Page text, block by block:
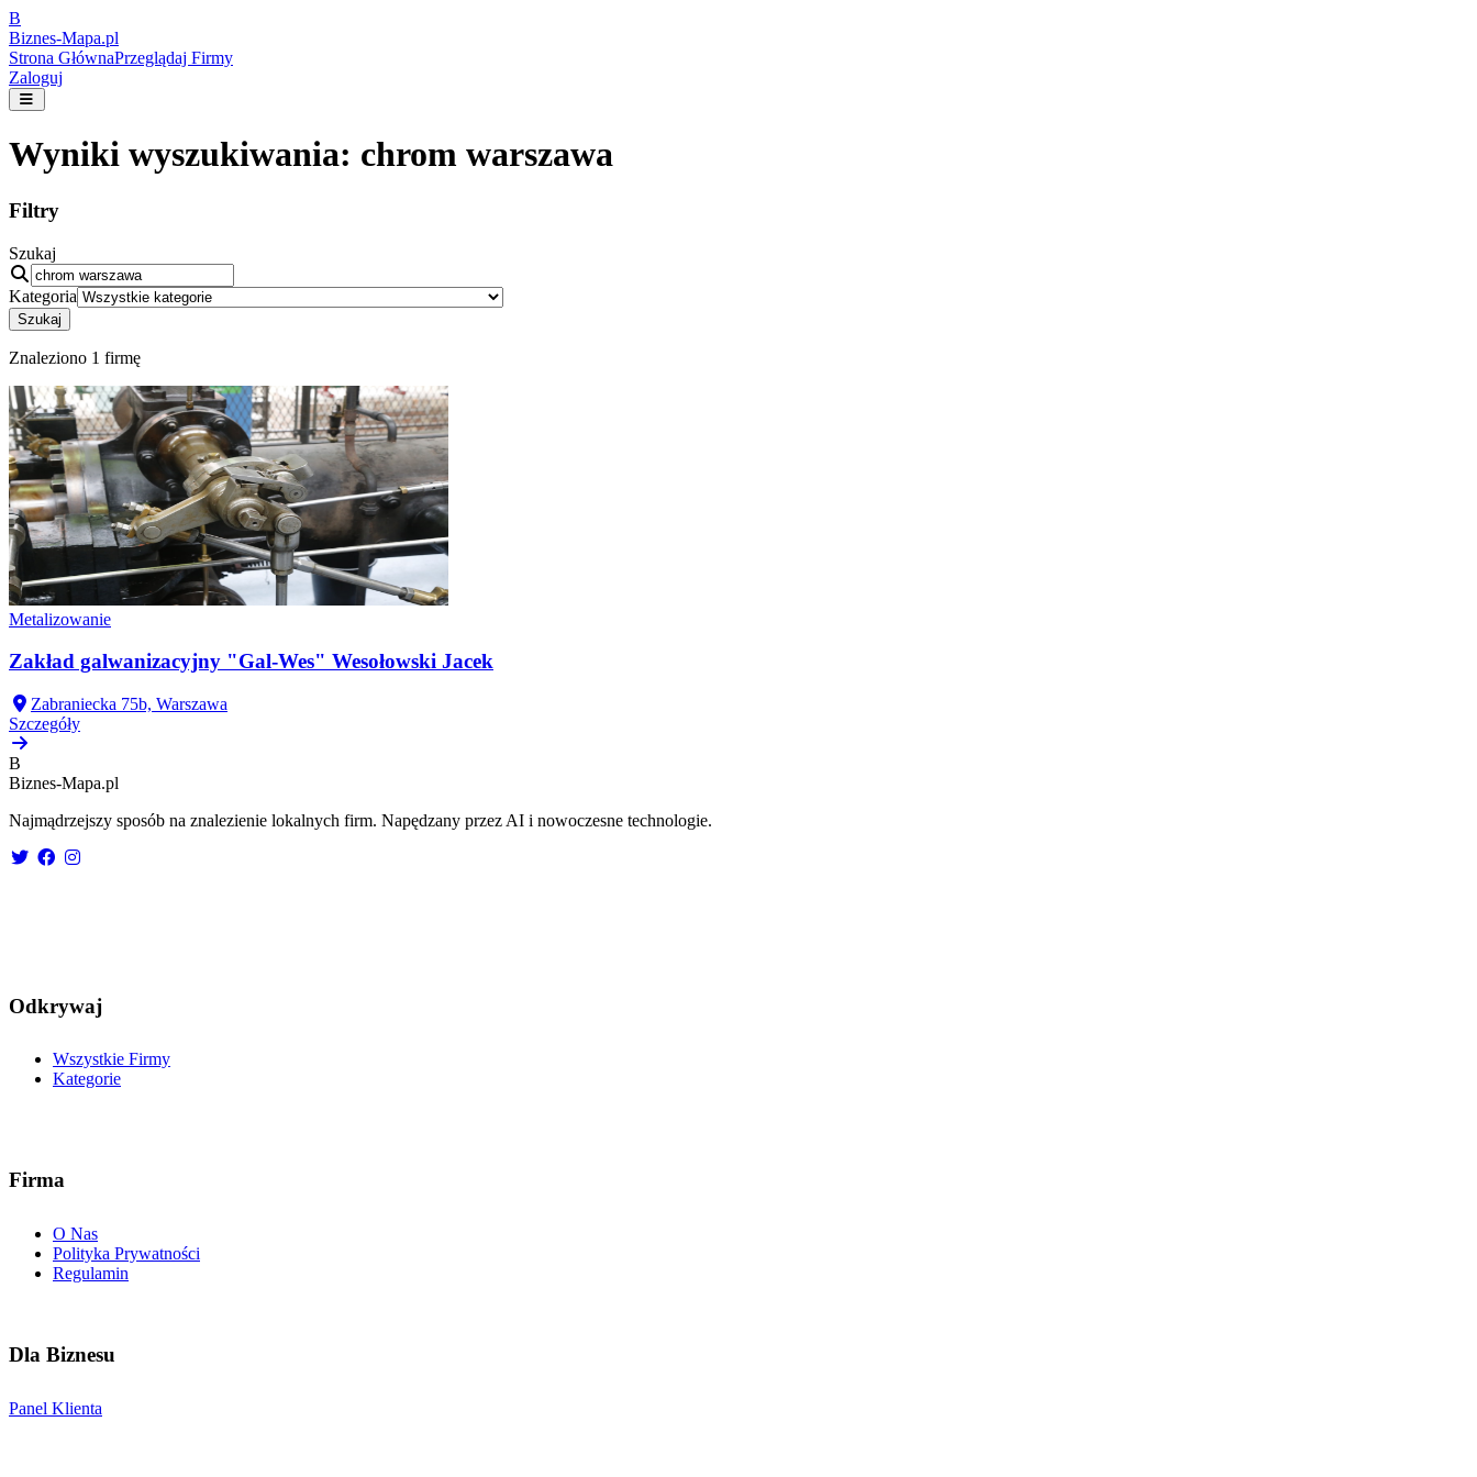
B
Biznes-Mapa.pl
Strona GłównaPrzeglądaj Firmy
Zaloguj
Wyniki wyszukiwania: chrom warszawa
Filtry
Szukaj
Kategoria
Szukaj
Znaleziono 1 firmę
Metalizowanie
Zakład galwanizacyjny "Gal-Wes" Wesołowski Jacek
Zabraniecka 75b, Warszawa
Szczegóły
B
Biznes-Mapa.pl
Najmądrzejszy sposób na znalezienie lokalnych firm. Napędzany przez AI i nowoczesne technologie.
Odkrywaj
Wszystkie Firmy
Kategorie
Firma
O Nas
Polityka Prywatności
Regulamin
Dla Biznesu
Panel Klienta